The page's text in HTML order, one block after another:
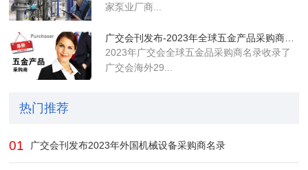
家泵业厂商...
2023年广交会全球五金品采购商名录收录了
广交会海外29...
热门推荐
01 广交会刊发布2023年外国机械设备采购商名录